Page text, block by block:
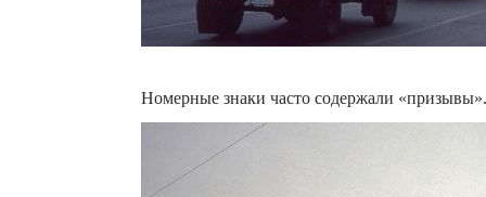
Номерные знаки часто содержали «призывы».